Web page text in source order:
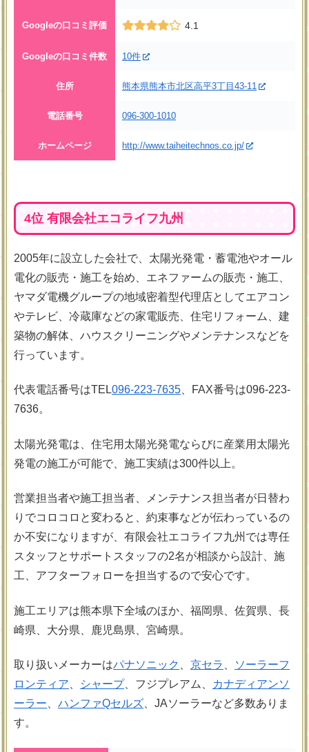
Googleの口コミ評価 4.1
Googleの口コミ件数 10件
住所 熊本県熊本市北区高平3丁目43-11
電話番号 096-300-1010
ホームページ http://www.taiheitechnos.co.jp/
4位 有限会社エコライフ九州
2005年に設立した会社で、太陽光発電・蓄電池やオール
電化の販売・施工を始め、エネファームの販売・施工、
ヤマダ電機グループの地域密着型代理店としてエアコン
やテレビ、冷蔵庫などの家電販売、住宅リフォーム、建
築物の解体、ハウスクリーニングやメンテナンスなどを
行っています。
代表電話番号はTEL096-223-7635 、FAX番号は096-223-
7636。
太陽光発電は、住宅用太陽光発電ならびに産業用太陽光
発電の施工が可能で、施工実績は300件以上。
営業担当者や施工担当者、メンテナンス担当者が日替わ
りでコロコロと変わると、約束事などが伝わっているの
か不安になりますが、有限会社エコライフ九州では専任
スタッフとサポートスタッフの2名が相談から設計、施
工、アフターフォローを担当するので安心です。
施工エリアは熊本県下全域のほか、福岡県、佐賀県、長
崎県、大分県、鹿児島県、宮崎県。
取り扱いメーカーはパナソニック 京セラ
ソーラーフ
ロンティア
シャープ、フジプレアム、
カナディアンソ
ーラー
ハンファQセルズ 、JAソーラーなど多数ありま
す。